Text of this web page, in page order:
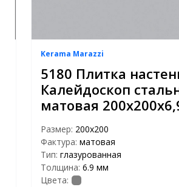
Kerama Marazzi
5180 Плитка
Калейдоскоп
матовая
Размер: 200х200
Фактура: матовая
Тип: глазурованная
Толщина: 6.9 мм
Цвета: